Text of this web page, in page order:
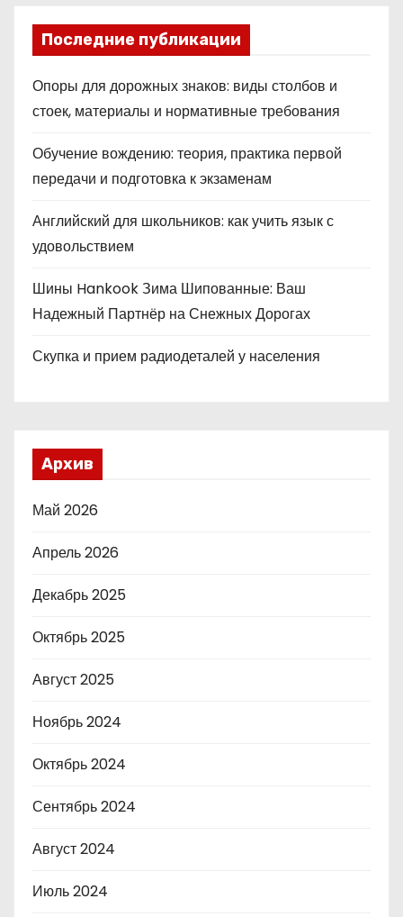
Последние публикации
Опоры для дорожных знаков: виды столбов и
стоек, материалы и нормативные требования
Обучение вождению: теория, практика первой
передачи и подготовка к экзаменам
Английский для школьников: как учить язык с
удовольствием
Шины Hankook Зима Шипованные: Ваш
Надежный Партнёр на Снежных Дорогах
Скупка и прием радиодеталей у населения
Архив
Май 2026
Апрель 2026
Декабрь 2025
Октябрь 2025
Август 2025
Ноябрь 2024
Октябрь 2024
Сентябрь 2024
Август 2024
Июль 2024